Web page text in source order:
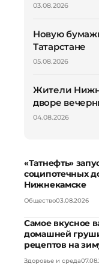
03.08.2026
Новую
Татарстане
05.08.2026
Жители
дворе
04.08.2026
«Татнефть»
соципотечных
Нижнекамске
Общество03.08.2026
Самое вкусное
домашней
рецептов на
Здоровье и среда